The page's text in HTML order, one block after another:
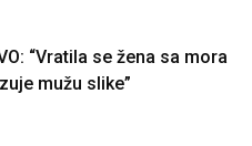
“Vratila se žena sa mora
mužu slike”